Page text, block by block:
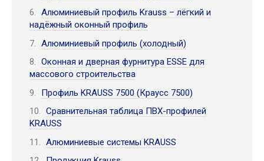
Алюминиевый профиль Krauss – лёгкий и
надёжный оконный профиль
Алюминиевый профиль (холодный)
Оконная и дверная фурнитура ESSE для
массового строительства
Профиль KRAUSS 7500 (Краусс 7500)
Сравнительная таблица ПВХ-профилей
KRAUSS
Алюминиевые системы KRAUSS